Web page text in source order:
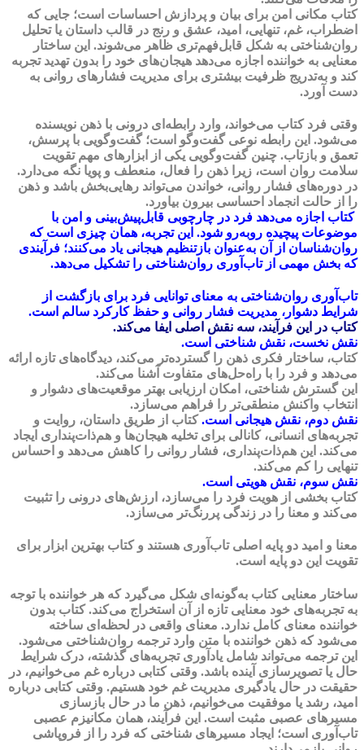
کتاب مکانی امن برای بیان و پردازش احساسات است؛ جایی که
اضطراب، غم، تنهایی، امید، عشق و رنج در قالب داستان یا تحلیل
روان‌شناختی به شکل قابل‌فهم‌تری ظاهر می‌شوند. این ساختار
معنایی به خواننده اجازه می‌دهد هیجان‌های خود را بدون تهدید تجربه
کند و به‌تدریج ظرفیت بیشتری برای مدیریت فشارهای روانی به
دست آورد.
وقتی فرد کتاب می‌خواند، وارد رابطه‌ای درونی با ذهن نویسنده
می‌شود. این رابطه نوعی گفت‌وگو است؛ گفت‌وگویی با پرسش،
تعمق و بازتاب. چنین گفت‌وگویی یکی از ابزارهای مهم تقویت
سلامت روان است، زیرا ذهن را فعال، منعطف و پویا نگه می‌دارد.
در دوره‌های فشار روانی، خواندن می‌تواند رهایی‌بخش باشد و ذهن
را از حالت انجماد احساسی بیرون بیاورد.
کتاب اجازه می‌دهد فرد در چارچوبی قابل‌پیش‌بینی و امن با
موضوعات پیچیده روبه‌رو شود. این تجربه، همان چیزی است که
روان‌شناسان از آن به‌عنوان بازتنظیم هیجانی یاد می‌کنند؛ فرآیندی
که بخش مهمی از تاب‌آوری روان‌شناختی را تشکیل می‌دهد.
تاب‌آوری روان‌شناختی به معنای توانایی فرد برای بازگشت از
شرایط دشوار، مدیریت فشار روانی و حفظ کارکرد سالم است.
کتاب در این فرآیند، سه نقش اصلی ایفا می‌کند.
نقش نخست، نقش شناختی است.
کتاب، ساختار فکری ذهن را گسترده‌تر می‌کند، دیدگاه‌های تازه ارائه
می‌دهد و فرد را با راه‌حل‌های متفاوت آشنا می‌کند.
این گسترش شناختی، امکان ارزیابی بهتر موقعیت‌های دشوار و
انتخاب واکنش منطقی‌تر را فراهم می‌سازد.
نقش دوم، نقش هیجانی است.کتاب از طریق داستان، روایت و
تجربه‌های انسانی، کانالی برای تخلیه هیجان‌ها و هم‌ذات‌پنداری ایجاد
می‌کند. این هم‌ذات‌پنداری، فشار روانی را کاهش می‌دهد و احساس
تنهایی را کم می‌کند.
نقش سوم، نقش هویتی است.
کتاب بخشی از هویت فرد را می‌سازد، ارزش‌های درونی را تثبیت
می‌کند و معنا را در زندگی پررنگ‌تر می‌سازد.
معنا و امید دو پایه اصلی تاب‌آوری هستند و کتاب بهترین ابزار برای
تقویت این دو پایه است.
ساختار معنایی کتاب به‌گونه‌ای شکل می‌گیرد که هر خواننده با توجه
به تجربه‌های خود معنایی تازه از آن استخراج می‌کند. کتاب بدون
خواننده معنای کامل ندارد. معنای واقعی در لحظه‌ای ساخته
می‌شود که ذهن خواننده با متن وارد ترجمه روان‌شناختی می‌شود.
این ترجمه می‌تواند شامل یادآوری تجربه‌های گذشته، درک شرایط
حال یا تصویرسازی آینده باشد. وقتی کتابی درباره غم می‌خوانیم، در
حقیقت در حال یادگیری مدیریت غم خود هستیم. وقتی کتابی درباره
امید، رشد یا موفقیت می‌خوانیم، ذهن ما در حال بازسازی
مسیرهای عصبی مثبت است. این فرآیند، همان مکانیزم عصبی
تاب‌آوری است؛ ایجاد مسیرهای شناختی که فرد را از فروپاشی